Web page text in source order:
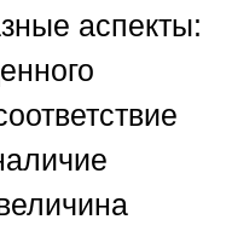
аспекты: